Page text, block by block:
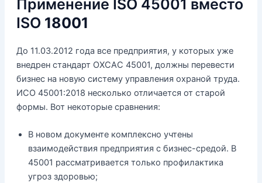
Применение ISO 45001 вместо
ISO 18001
До 11.03.2012 года все предприятия, у которых уже
внедрен стандарт ОХСАС 45001, должны перевести
бизнес на новую систему управления охраной труда.
ИСО 45001:2018 несколько отличается от старой
формы. Вот некоторые сравнения:
В новом документе комплексно учтены
взаимодействия предприятия с бизнес-средой. В
45001 рассматривается только профилактика
угроз здоровью;